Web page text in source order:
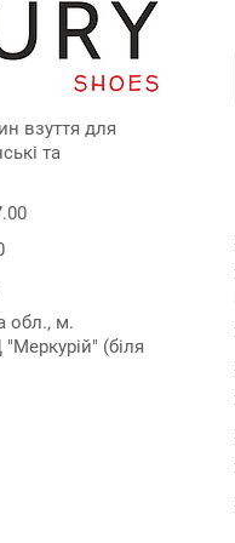
взуття для
та
обл., м.
(біля